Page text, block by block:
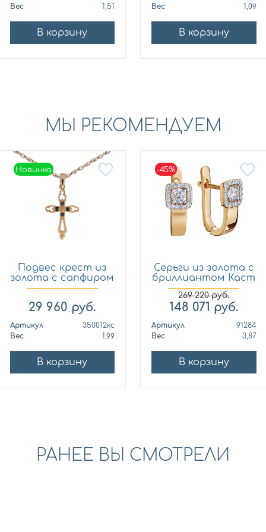
Вес
1,51
В корзину
Вес
1,09
В корзину
МЫ РЕКОМЕНДУЕМ
Новинка
Новинка
Подвес крест из
золота с сапфиром
Кло...
29 960 руб.
Артикул
350012кс
Вес
1,99
В корзину
-45%
Серьги из золота с
бриллиантом Каст
ю...
269 220руб.
148 071 руб.
Артикул
91284
Вес
3,87
В корзину
РАНЕЕ ВЫ СМОТРЕЛИ